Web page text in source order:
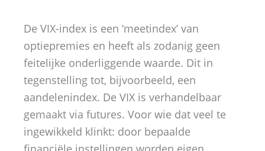
De VIX-index is een ‘meetindex’ van
optiepremies en heeft als zodanig geen
feitelijke onderliggende waarde. Dit in
tegenstelling tot, bijvoorbeeld, een
aandelenindex. De VIX is verhandelbaar
gemaakt via futures. Voor wie dat veel te
ingewikkeld klinkt: door bepaalde